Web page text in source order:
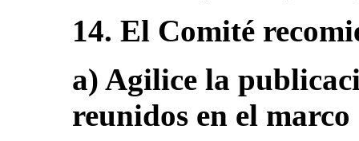
14. El Comité
a) Agilice la
reunidos en el